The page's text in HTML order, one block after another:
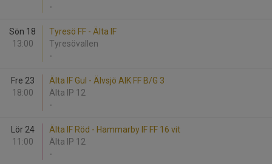
-
Sön 18
13:00
Tyresö FF - Älta IF
Tyresövallen
-
Fre 23
18:00
Älta IF Gul - Älvsjö AIK FF B/G 3
Älta IP 12
-
Lör 24
11:00
Älta IF Röd - Hammarby IF FF 16 vit
Älta IP 12
-